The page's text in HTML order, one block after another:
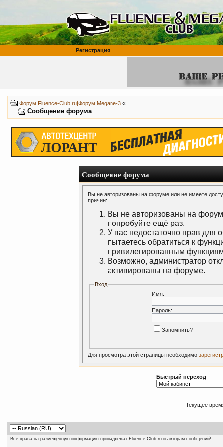
Регистрация
Форум Fluence-Club.ru|Форум Megane-3 «
Сообщение форума
Сообщение форума
Вы не авторизованы на форуме или не имеете
причин:
Вы не авторизованы на
попробуйте ещё раз.
У вас недостаточно прав для
пытаетесь обратиться к
привилегированным
Возможно, администратор
активированы на форуме.
Вход
Имя:
Пароль:
Запомнить?
Для просмотра этой страницы необходимо
Быстрый переход
Текущее
Все права на размещенную информацию принадлежат Fluence-Club.ru и авторам сообщений!